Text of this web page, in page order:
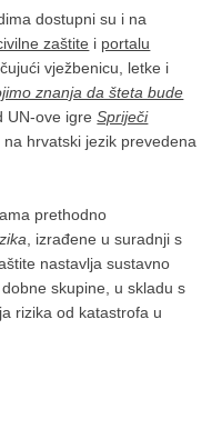
dostupni su i na
zaštite i portalu
vježbenicu, letke i
znanja da šteta bude
UN-ove igreSpriječi
na hrvatski jezik prevedena
prethodno
, izrađene u suradnji s
nastavlja sustavno
skupine, u skladu s
rizika od katastrofa u